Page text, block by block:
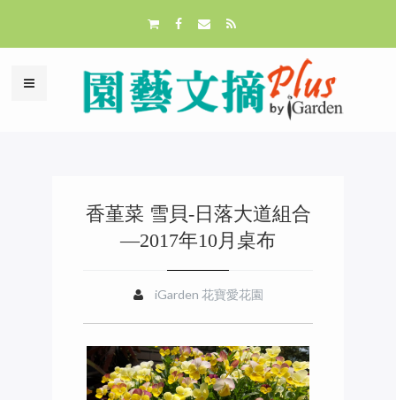
香堇菜 雪貝-日落大道組合
—2017年10月桌布
iGarden 花寶愛花園